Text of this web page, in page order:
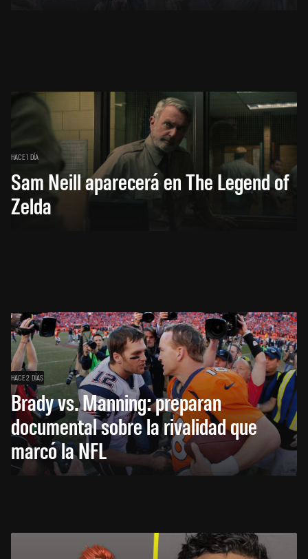
HACE 1 DÍA
Sam Neill aparecerá en The Legend of
Zelda
HACE 2 DÍAS
Brady vs. Manning: preparan
documental sobre la rivalidad que
marcó la NFL